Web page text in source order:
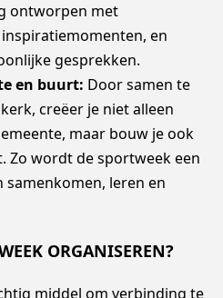
ontworpen met
en
gesprekken.
en buurt: Door samen te
creëer je niet alleen
maar bouw je ook
Zo wordt de sportweek een
leren en
ORGANISEREN?
middel om verbinding te